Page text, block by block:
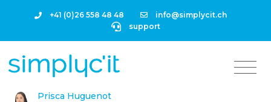
+41 (0)26 558 48 48
info@simplycit.ch
support
Prisca Huguenot